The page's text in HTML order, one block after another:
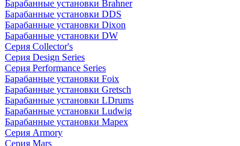
Барабанные установки Brahner
Барабанные установки DDS
Барабанные установки Dixon
Барабанные установки DW
Серия Collector's
Серия Design Series
Серия Performance Series
Барабанные установки Foix
Барабанные установки Gretsch
Барабанные установки LDrums
Барабанные установки Ludwig
Барабанные установки Mapex
Серия Armory
Серия Mars